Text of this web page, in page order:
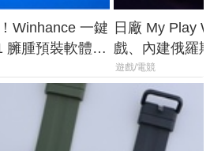
Winhance 一鍵
臃腫預裝軟體與
日廠 My Play
戲、內建俄羅
過竟然不能連
遊戲/電競